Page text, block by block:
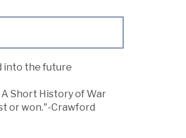
into the future
Short History of War
or won."-Crawford